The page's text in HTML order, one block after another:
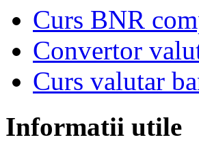
Curs BNR
Convertor
Curs valutar
Informatii utile